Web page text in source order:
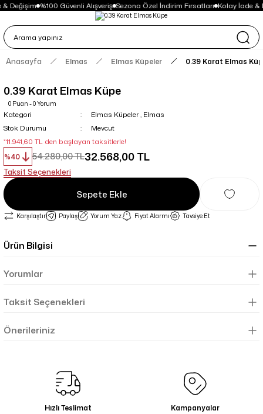
Değişim %100 Güvenli Alışveriş Sezona Özel İndirim Fırsatları Kolay İade &
Anasayfa Elmas Elmas Küpeler 0.39 Karat Elmas
0.39 Karat Elmas Küpe
0 Puan - 0 Yorum
Kategori Elmas Küpeler, Elmas
Stok Durumu
Mevcut
*11.941,60 TL den başlayan taksitlerle!
%40
54.280,00 TL32.568,00 TL
Taksit Seçenekleri
Sepete Ekle
Karşılaştır Paylaş Yorum Yaz Fiyat Alarmı Tavsiye Et
Ürün Bilgisi
Yorumlar
Taksit Seçenekleri
Önerileriniz
Hızlı Teslimat
Kampanyalar